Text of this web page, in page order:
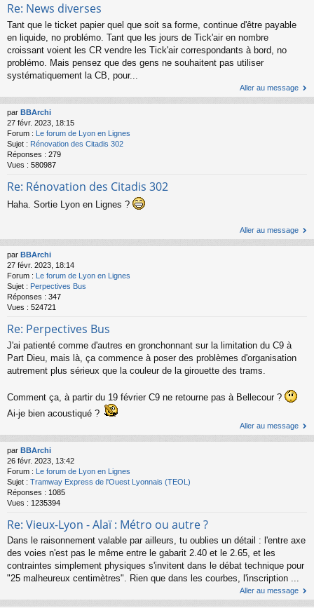
Re: News diverses
Tant que le ticket papier quel que soit sa forme, continue d'être payable
en liquide, no problémo. Tant que les jours de Tick'air en nombre
croissant voient les CR vendre les Tick'air correspondants à bord, no
problémo. Mais pensez que des gens ne souhaitent pas utiliser
systématiquement la CB, pour...
Aller au message
par BBArchi
27 févr. 2023, 18:15
Forum : Le forum de Lyon en Lignes
Sujet : Rénovation des Citadis 302
Réponses : 279
Vues : 580987
Re: Rénovation des Citadis 302
Haha. Sortie Lyon en Lignes ?
Aller au message
par BBArchi
27 févr. 2023, 18:14
Forum : Le forum de Lyon en Lignes
Sujet : Perpectives Bus
Réponses : 347
Vues : 524721
Re: Perpectives Bus
J'ai patienté comme d'autres en gronchonnant sur la limitation du C9 à
Part Dieu, mais là, ça commence à poser des problèmes d'organisation
autrement plus sérieux que la couleur de la girouette des trams.
Comment ça, à partir du 19 février C9 ne retourne pas à Bellecour ?
Ai-je bien acoustiqué ?
Aller au message
par BBArchi
26 févr. 2023, 13:42
Forum : Le forum de Lyon en Lignes
Sujet : Tramway Express de l'Ouest Lyonnais (TEOL)
Réponses : 1085
Vues : 1235394
Re: Vieux-Lyon - Alaï : Métro ou autre ?
Dans le raisonnement valable par ailleurs, tu oublies un détail : l'entre axe
des voies n'est pas le même entre le gabarit 2.40 et le 2.65, et les
contraintes simplement physiques s'invitent dans le débat technique pour
"25 malheureux centimètres". Rien que dans les courbes, l'inscription ...
Aller au message